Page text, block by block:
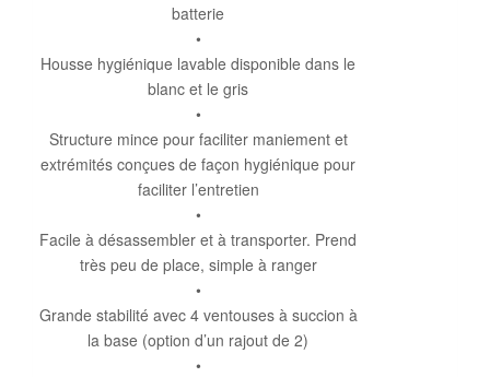
batterie
•
Housse hygiénique lavable disponible dans le
blanc et le gris
•
Structure mince pour faciliter maniement et
extrémités conçues de façon hygiénique pour
faciliter l’entretien
•
Facile à désassembler et à transporter. Prend
très peu de place, simple à ranger
•
Grande stabilité avec 4 ventouses à succion à
la base (option d’un rajout de 2)
•